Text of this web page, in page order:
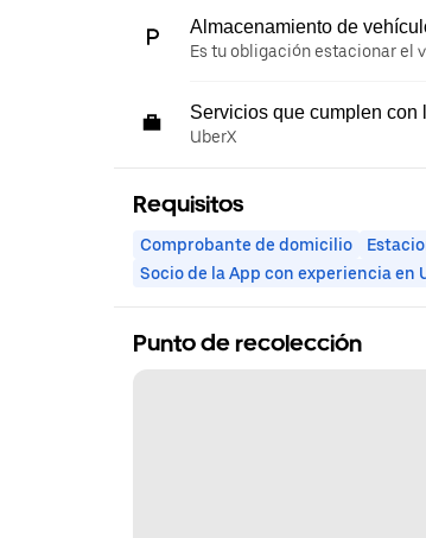
Almacenamiento de
Es tu obligación estacionar el
Servicios que cumplen con
UberX
Requisitos
Comprobante de domicilio
Socio de la App con experiencia en
Punto de recolección